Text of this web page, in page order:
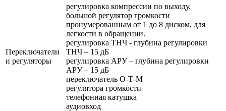
Переключатели
и регуляторы
регулировка компрессии по выходу.
большой регулятор громкости
пронумерованным от 1 до 8 диском, для
легкости в обращении.
регулировка ТНЧ - глубина регулировки
ТНЧ – 15 дБ
регулировка АРУ – глубина регулировки
АРУ – 15 дБ
переключатель О-Т-М
регулятора громкости
телефонная катушка
аудиовход